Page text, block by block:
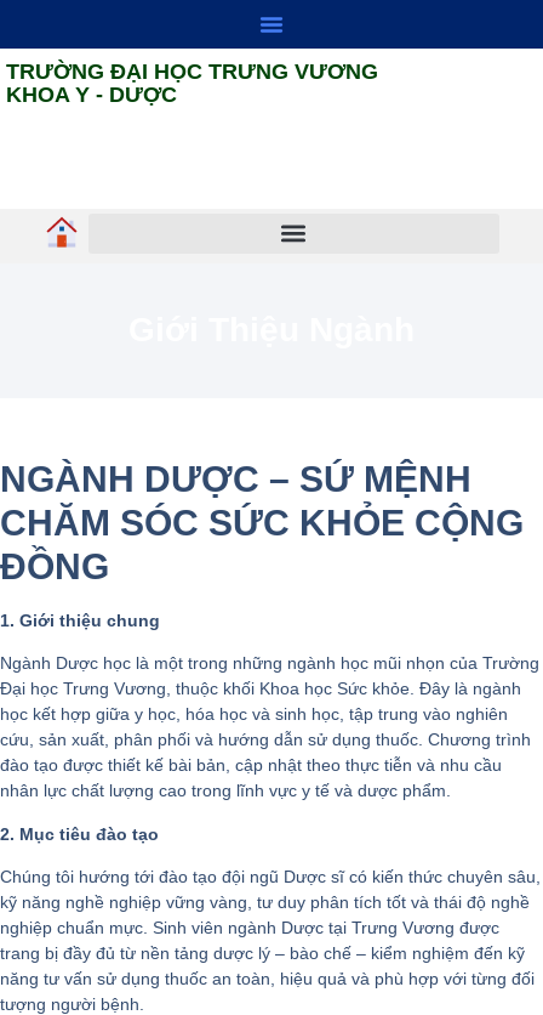
TRƯỜNG ĐẠI HỌC TRƯNG VƯƠNG
KHOA Y - DƯỢC
NGÀNH DƯỢC – SỨ MỆNH
CHĂM SÓC SỨC KHỎE CỘNG
ĐỒNG
1. Giới thiệu chung
Ngành Dược học là một trong những ngành học mũi nhọn của Trường
Đại học Trưng Vương, thuộc khối Khoa học Sức khỏe. Đây là ngành
học kết hợp giữa y học, hóa học và sinh học, tập trung vào nghiên
cứu, sản xuất, phân phối và hướng dẫn sử dụng thuốc. Chương trình
đào tạo được thiết kế bài bản, cập nhật theo thực tiễn và nhu cầu
nhân lực chất lượng cao trong lĩnh vực y tế và dược phẩm.
2. Mục tiêu đào tạo
Chúng tôi hướng tới đào tạo đội ngũ Dược sĩ có kiến thức chuyên sâu,
kỹ năng nghề nghiệp vững vàng, tư duy phân tích tốt và thái độ nghề
nghiệp chuẩn mực. Sinh viên ngành Dược tại Trưng Vương được
trang bị đầy đủ từ nền tảng dược lý – bào chế – kiểm nghiệm đến kỹ
năng tư vấn sử dụng thuốc an toàn, hiệu quả và phù hợp với từng đối
tượng người bệnh.